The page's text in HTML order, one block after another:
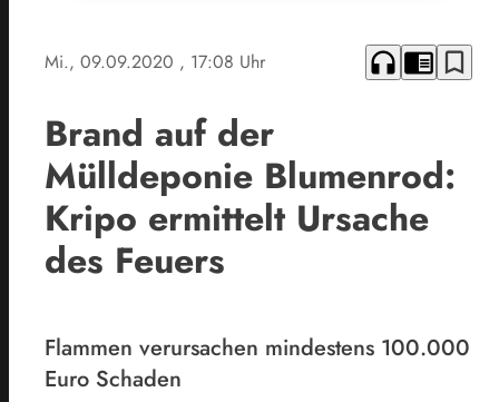
Mi., 09.09.2020 , 17:08 Uhr headphones chrome_reader_mode bookmark_border
Brand auf der
Mülldeponie Blumenrod:
Kripo ermittelt Ursache
des Feuers
Flammen verursachen mindestens 100.000
Euro Schaden